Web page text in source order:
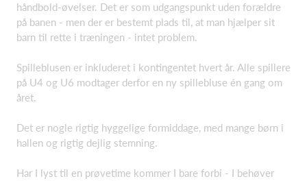
håndbold-øvelser. Det er som udgangspunkt uden forældre
på banen - men der er bestemt plads til, at man hjælper sit
barn til rette i træningen - intet problem.
Spilleblusen er inkluderet i kontingentet hvert år. Alle spillere
på U4 og U6 modtager derfor en ny spillebluse én gang om
året.
Det er nogle rigtig hyggelige formiddage, med mange børn i
hallen og rigtig dejlig stemning.
Har I lyst til en prøvetime kommer I bare forbi - I behøver